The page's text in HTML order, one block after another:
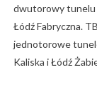
dwutorowy tunelu
Łódź Fabryczna.
jednotorowe
Kaliska i Łódź